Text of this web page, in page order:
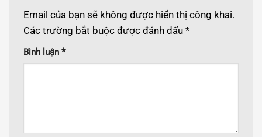
Email của bạn sẽ không được hiển thị công khai.
Các trường bắt buộc được đánh dấu *
Bình luận *